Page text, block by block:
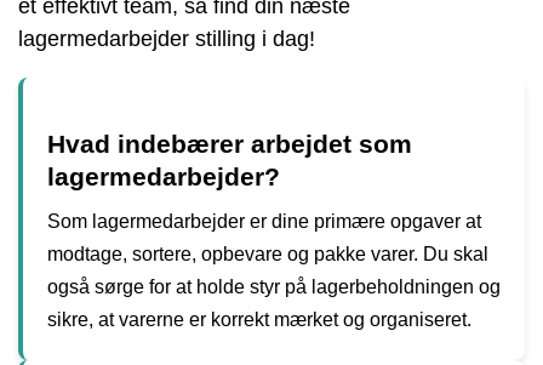
et effektivt team, så find din næste
lagermedarbejder stilling i dag!
Hvad indebærer arbejdet som
lagermedarbejder?
Som lagermedarbejder er dine primære opgaver at
modtage, sortere, opbevare og pakke varer. Du skal
også sørge for at holde styr på lagerbeholdningen og
sikre, at varerne er korrekt mærket og organiseret.